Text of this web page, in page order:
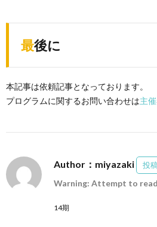
最後に
本記事は依頼記事となっております。
プログラムに関するお問い合わせは主
Author：miyazaki 投
Warning: Attempt to
14期